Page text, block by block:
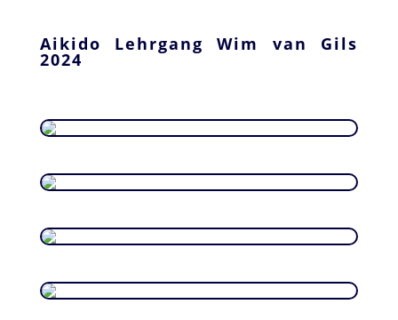
Aikido Lehrgang Wim van Gils
2024